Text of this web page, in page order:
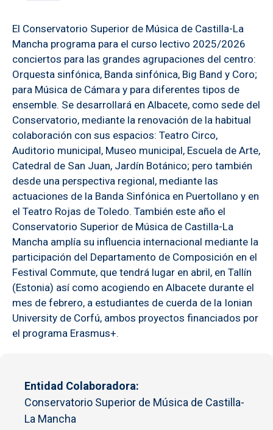
El Conservatorio Superior de Música de Castilla-La
Mancha programa para el curso lectivo 2025/2026
conciertos para las grandes agrupaciones del centro:
Orquesta sinfónica, Banda sinfónica, Big Band y Coro;
para Música de Cámara y para diferentes tipos de
ensemble. Se desarrollará en Albacete, como sede del
Conservatorio, mediante la renovación de la habitual
colaboración con sus espacios: Teatro Circo,
Auditorio municipal, Museo municipal, Escuela de Arte,
Catedral de San Juan, Jardín Botánico; pero también
desde una perspectiva regional, mediante las
actuaciones de la Banda Sinfónica en Puertollano y en
el Teatro Rojas de Toledo. También este año el
Conservatorio Superior de Música de Castilla-La
Mancha amplía su influencia internacional mediante la
participación del Departamento de Composición en el
Festival Commute, que tendrá lugar en abril, en Tallín
(Estonia) así como acogiendo en Albacete durante el
mes de febrero, a estudiantes de cuerda de la Ionian
University de Corfú, ambos proyectos financiados por
el programa Erasmus+.
Entidad Colaboradora
Conservatorio Superior de Música de Castilla-
La Mancha